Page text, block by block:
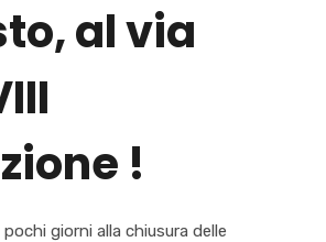
al via
!
giorni alla chiusura delle